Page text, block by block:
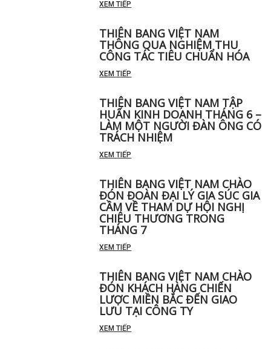
XEM TIẾP
THIÊN BANG VIỆT NAM
THÔNG QUA NGHIỆM THU
CÔNG TÁC TIÊU CHUẨN HÓA
XEM TIẾP
THIÊN BANG VIỆT NAM TẬP
HUẤN KINH DOANH THÁNG 6 –
LÀM MỘT NGƯỜI ĐÀN ÔNG CÓ
TRÁCH NHIỆM
XEM TIẾP
THIÊN BANG VIỆT NAM CHÀO
ĐÓN ĐOÀN ĐẠI LÝ GIA SÚC GIA
CẦM VỀ THAM DỰ HỘI NGHỊ
CHIÊU THƯƠNG TRONG
THÁNG 7
XEM TIẾP
THIÊN BANG VIỆT NAM CHÀO
ĐÓN KHÁCH HÀNG CHIẾN
LƯỢC MIỀN BẮC ĐẾN GIAO
LƯU TẠI CÔNG TY
XEM TIẾP